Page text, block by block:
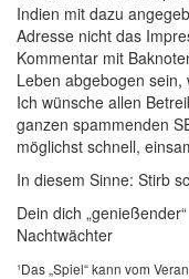
Indien mit dazu
Adresse nicht das
Kommentar mit
Leben abgebogen
Ich wünsche allen
ganzen spammenden
möglichst schnell,
In diesem Sinne: Stirb
Dein dich „genießender“
Nachtwächter
¹Das „Spiel“ kann vom